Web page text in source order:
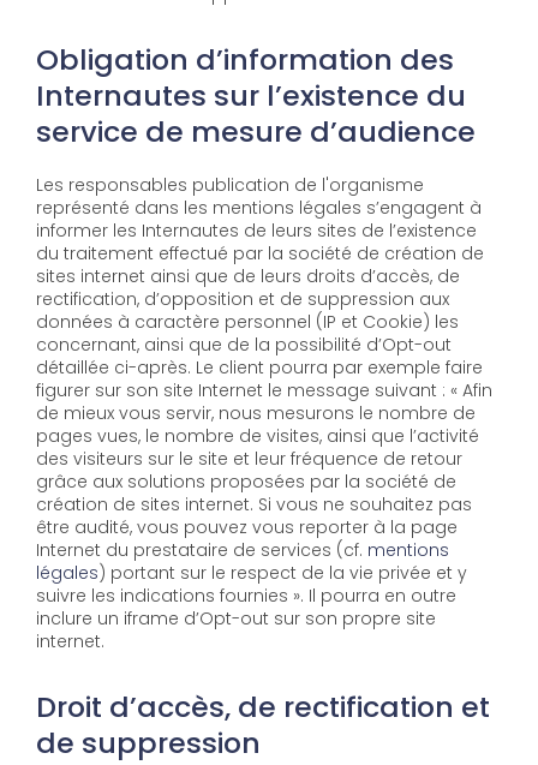
Obligation d’information des
Internautes sur l’existence du
service de mesure d’audience
Les responsables publication de l'organisme
représenté dans les mentions légales s’engagent à
informer les Internautes de leurs sites de l’existence
du traitement effectué par la société de création de
sites internet ainsi que de leurs droits d’accès, de
rectification, d’opposition et de suppression aux
données à caractère personnel (IP et Cookie) les
concernant, ainsi que de la possibilité d’Opt-out
détaillée ci-après. Le client pourra par exemple faire
figurer sur son site Internet le message suivant : « Afin
de mieux vous servir, nous mesurons le nombre de
pages vues, le nombre de visites, ainsi que l’activité
des visiteurs sur le site et leur fréquence de retour
grâce aux solutions proposées par la société de
création de sites internet. Si vous ne souhaitez pas
être audité, vous pouvez vous reporter à la page
Internet du prestataire de services (cf. mentions
légales) portant sur le respect de la vie privée et y
suivre les indications fournies ». Il pourra en outre
inclure un iframe d’Opt-out sur son propre site
internet.
Droit d’accès, de rectification et
de suppression